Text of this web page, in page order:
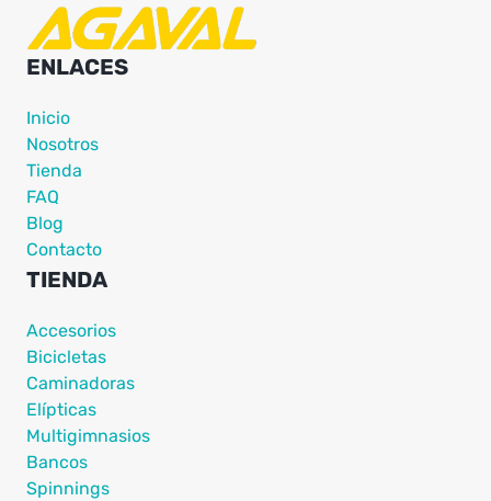
ENLACES
Inicio
Nosotros
Tienda
FAQ
Blog
Contacto
TIENDA
Accesorios
Bicicletas
Caminadoras
Elípticas
Multigimnasios
Bancos
Spinnings